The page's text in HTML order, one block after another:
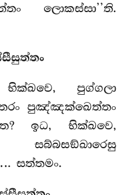
ලොකස්සා’’ති.
පුග්ගලා
පුඤ්ඤක්ඛෙත්තං
ඉධ, භික්ඛවෙ,
සත්තමං.